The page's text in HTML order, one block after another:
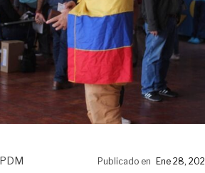
Publicado en Ene 28,